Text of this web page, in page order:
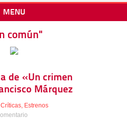
MENU
común"
de «Un crimen
Márquez
Críticas, Estrenos